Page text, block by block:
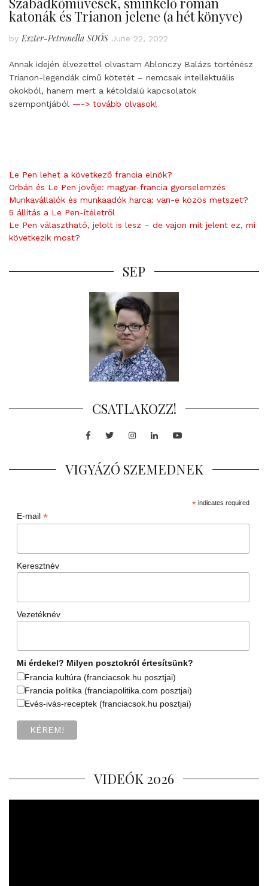
katonák és Trianon jelene (a hét könyve)
by Eszter-Petronella SOÓS June 22, 2022
Annak idején élvezettel olvastam Ablonczy Balázs történész
Trianon-legendák című kötetét – nemcsak intellektuális
okokból, hanem mert a kétoldalú kapcsolatok
szempontjából —-> tovább olvasok!
Le Pen lehet a következő francia elnök?
Orbán és Le Pen jövője: magyar-francia gyorselemzés
Munkavállalók és munkaadók harca: van-e közös metszet?
5 állítás a Le Pen-ítéletről
Le Pen választható, jelölt is lesz – de vajon mit jelent ez, mi
következik most?
SEP
CSATLAKOZZ!
Facebook
TwitterInstagram
LinkedInYoutube
VIGYÁZÓ SZEMEDNEK
*indicates required
E-mail *
Keresztnév
Vezetéknév
Mi érdekel? Milyen posztokról értesítsünk?
Francia kultúra (franciacsok.hu posztjai)
Francia politika (franciapolitika.com posztjai)
Evés-ivás-receptek (franciacsok.hu posztjai)
VIDEÓK 2026